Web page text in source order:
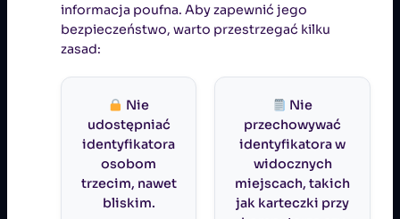
informacja poufna. Aby zapewnić jego
bezpieczeństwo, warto przestrzegać kilku
zasad:
Nie
udostępniać
identyfikatora
osobom
trzecim, nawet
bliskim.
Nie
przechowywać
identyfikatora w
widocznych
miejscach, takich
jak karteczki przy